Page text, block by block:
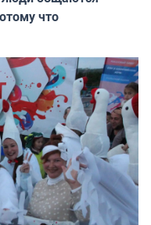
что